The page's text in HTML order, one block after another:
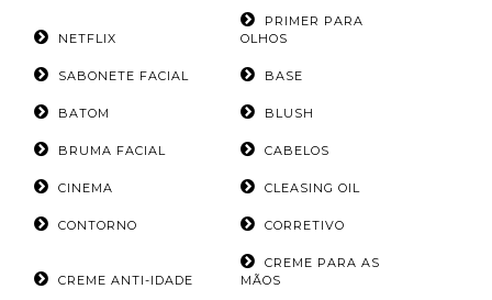
NETFLIX
PRIMER PARA
OLHOS
SABONETE FACIAL BASE
BATOM BLUSH
BRUMA FACIAL CABELOS
CINEMA CLEASING OIL
CONTORNO CORRETIVO
CREME ANTI-IDADE
CREME PARA AS
MÃOS